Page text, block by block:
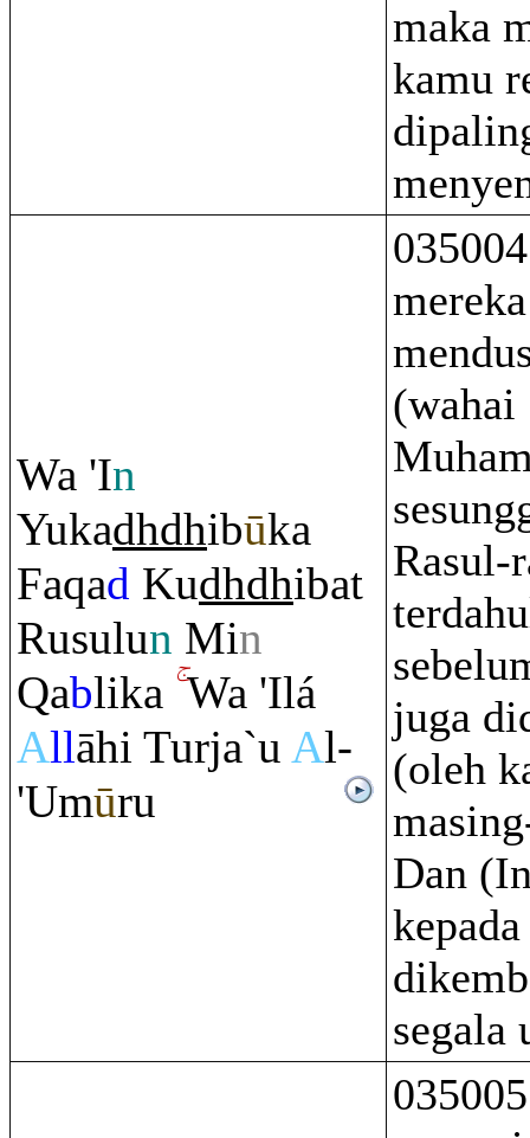
maka
kamu
Wa 'In
Yukadhdhibūka
Faqad Kudhdhibat
Rusulun Min
Qablika Wa 'Ilá
Allāhi Turja`u Al-
'Umūru
mereka
(wahai
Rasul-
juga
(oleh
Dan
segala